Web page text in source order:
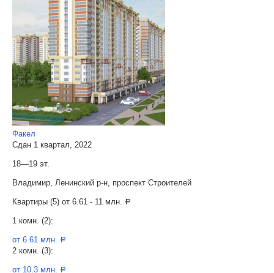
Факел
Сдан 1 квартал, 2022
18—19 эт.
Владимир, Ленинский р-н, проспект Строителей
Квартиры (5) от 6.61 - 11 млн. a
1 комн. (2):
от 6.61 млн. a
2 комн. (3):
от 10.3 млн. a